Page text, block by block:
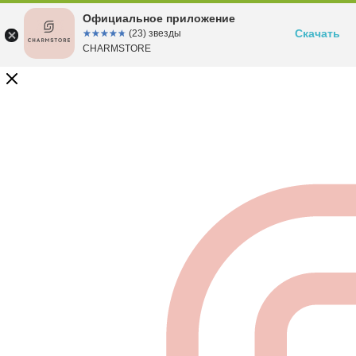
Официальное приложение
☆☆☆☆☆
★★★★★ (23) звезды
CHARMSTORE
Скачать